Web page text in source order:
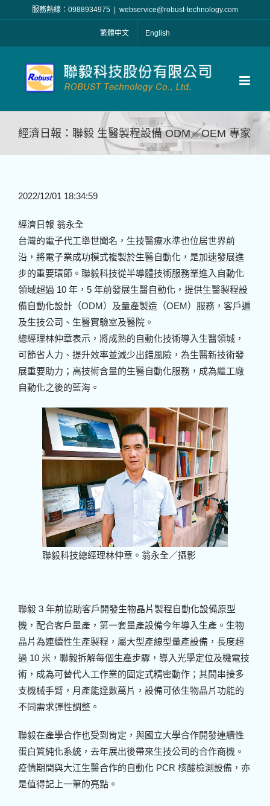
服務熱線：0988934975 webservice@robust-technology.com
繁體中文 English
經濟日報：聯毅 生醫製程設備 ODM／OEM 專家
2022/12/01 18:34:59
經濟日報 翁永全
台灣的電子代工舉世聞名，生技醫療水準也位居世界前
沿，將電子業成功模式複製於生醫自動化，是加速發展進
步的重要環節。聯毅科技從半導體技術服務業進入自動化
領域超過 10 年，5 年前發展生醫自動化，提供生醫製程設
備自動化設計（ODM）及量產製造（OEM）服務，客戶遍
及生技公司、生醫實驗室及醫院。
總經理林仲章表示，將成熟的自動化技術導入生醫領城，
可節省人力、提升效率並減少出錯風險，為生醫新技術發
展重要助力；高技術含量的生醫自動化服務，成為繼工廠
自動化之後的藍海。
聯毅科技總經理林仲章。翁永全／攝影
聯毅 3 年前協助客戶開發生物晶片製程自動化設備原型
機，配合客戶量產，第一套量產設備今年導入生產。生物
晶片為連續性生產製程，屬大型產線型量產設備，長度超
過 10 米，聯毅拆解每個生產步驟，導入光學定位及機電技
術，成為可替代人工作業的固定式精密動作；其間串接多
支機械手臂，月產能達數萬片，設備可依生物晶片功能的
不同需求彈性調整。
聯毅在產學合作也受到肯定，與國立大學合作開發連續性
蛋白質純化系統，去年展出後帶來生技公司的合作商機。
疫情期間與大江生醫合作的自動化 PCR 核酸檢測設備，亦
是值得記上一筆的亮點。